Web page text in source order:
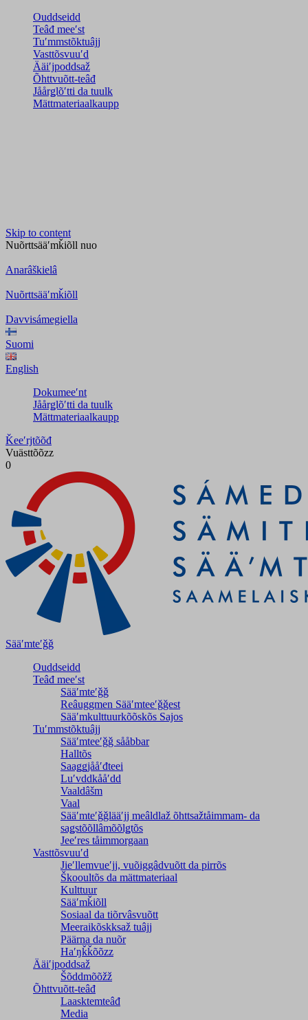
Ouddseidd
Teâđ meeʹst
Tuʹmmstõktuâjj
Vasttõsvuuʹd
Ääiʹjpoddsaž
Õhttvuõtt-teâđ
Jåårǥlõʹtti da tuulk
Mättmateriaalkaupp
Skip to content
Nuõrttsääʹmǩiõll nuo
Anarâškielâ
Nuõrttsääʹmǩiõll
Davvisámegiella
Suomi
English
Dokumeeʹnt
Jåårǥlõʹtti da tuulk
Mättmateriaalkaupp
Ǩeeʹrjtõõđ
Vuästtõõzz
0
Sääʹmteʹǧǧ
Ouddseidd
Teâđ meeʹst
Sääʹmteʹǧǧ
Reâuggmen Sääʹmteeʹǧǧest
Sääʹmkulttuurkõõskõs Sajos
Tuʹmmstõktuâjj
Sääʹmteeʹǧǧ sååbbar
Halltõs
Saaǥǥjååʹđteei
Luʹvddkååʹdd
Vaaldâšm
Vaal
Sääʹmteʹǧǧlääʹjj meâldlaž õhttsažtåimmam- da
saǥstõõllâmõõlǥtõs
Jeeʹres tåimmorgaan
Vasttõsvuuʹd
Jieʹllemvueʹjj, vuõiggâdvuõtt da pirrõs
Škooultõs da mättmateriaal
Kulttuur
Sääʹmǩiõll
Sosiaal da tiõrvâsvuõtt
Meeraikõskksaž tuâjj
Päärna da nuõr
Haʹŋǩǩõõzz
Ääiʹjpoddsaž
Šõddmõõžž
Õhttvuõtt-teâđ
Laasktemteâđ
Media